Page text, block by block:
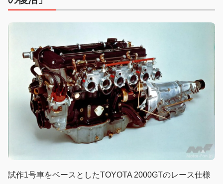
試作1号車をベースとしたTOYOTA 2000GTのレース仕様